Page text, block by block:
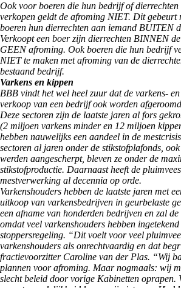
Ook voor boeren die hun bedrijf of
verkopen geldt de afroming NIET. Dit gebeurt
boeren hun dierrechten aan iemand BUITEN
Verkoopt een boer zijn dierrechten BINNEN
GEEN afroming. Ook boeren die hun bedrijf
NIET te maken met afroming van de
bestaand bedrijf.
Varkens en kippen
BBB vindt het wel heel zuur dat de varkens-
verkoop van een bedrijf ook worden
Deze sectoren zijn de laatste jaren al fors
(2 miljoen varkens minder en 12 miljoen
hebben nauwelijks een aandeel in de
sectoren al jaren onder de stikstofplafonds,
werden aangescherpt, bleven ze onder de
stikstofproductie. Daarnaast heeft de
mestverwerking al decennia op orde.
Varkenshouders hebben de laatste jaren met
uitkoop van varkensbedrijven in geurbelaste
een afname van honderden bedrijven en zal
omdat veel varkenshouders hebben
stoppersregeling. “Dit voelt voor veel
varkenshouders als onrechtvaardig en dat
fractievoorzitter Caroline van der Plas. “Wij
plannen voor afroming. Maar nogmaals: wij
slecht beleid door vorige Kabinetten oprapen.